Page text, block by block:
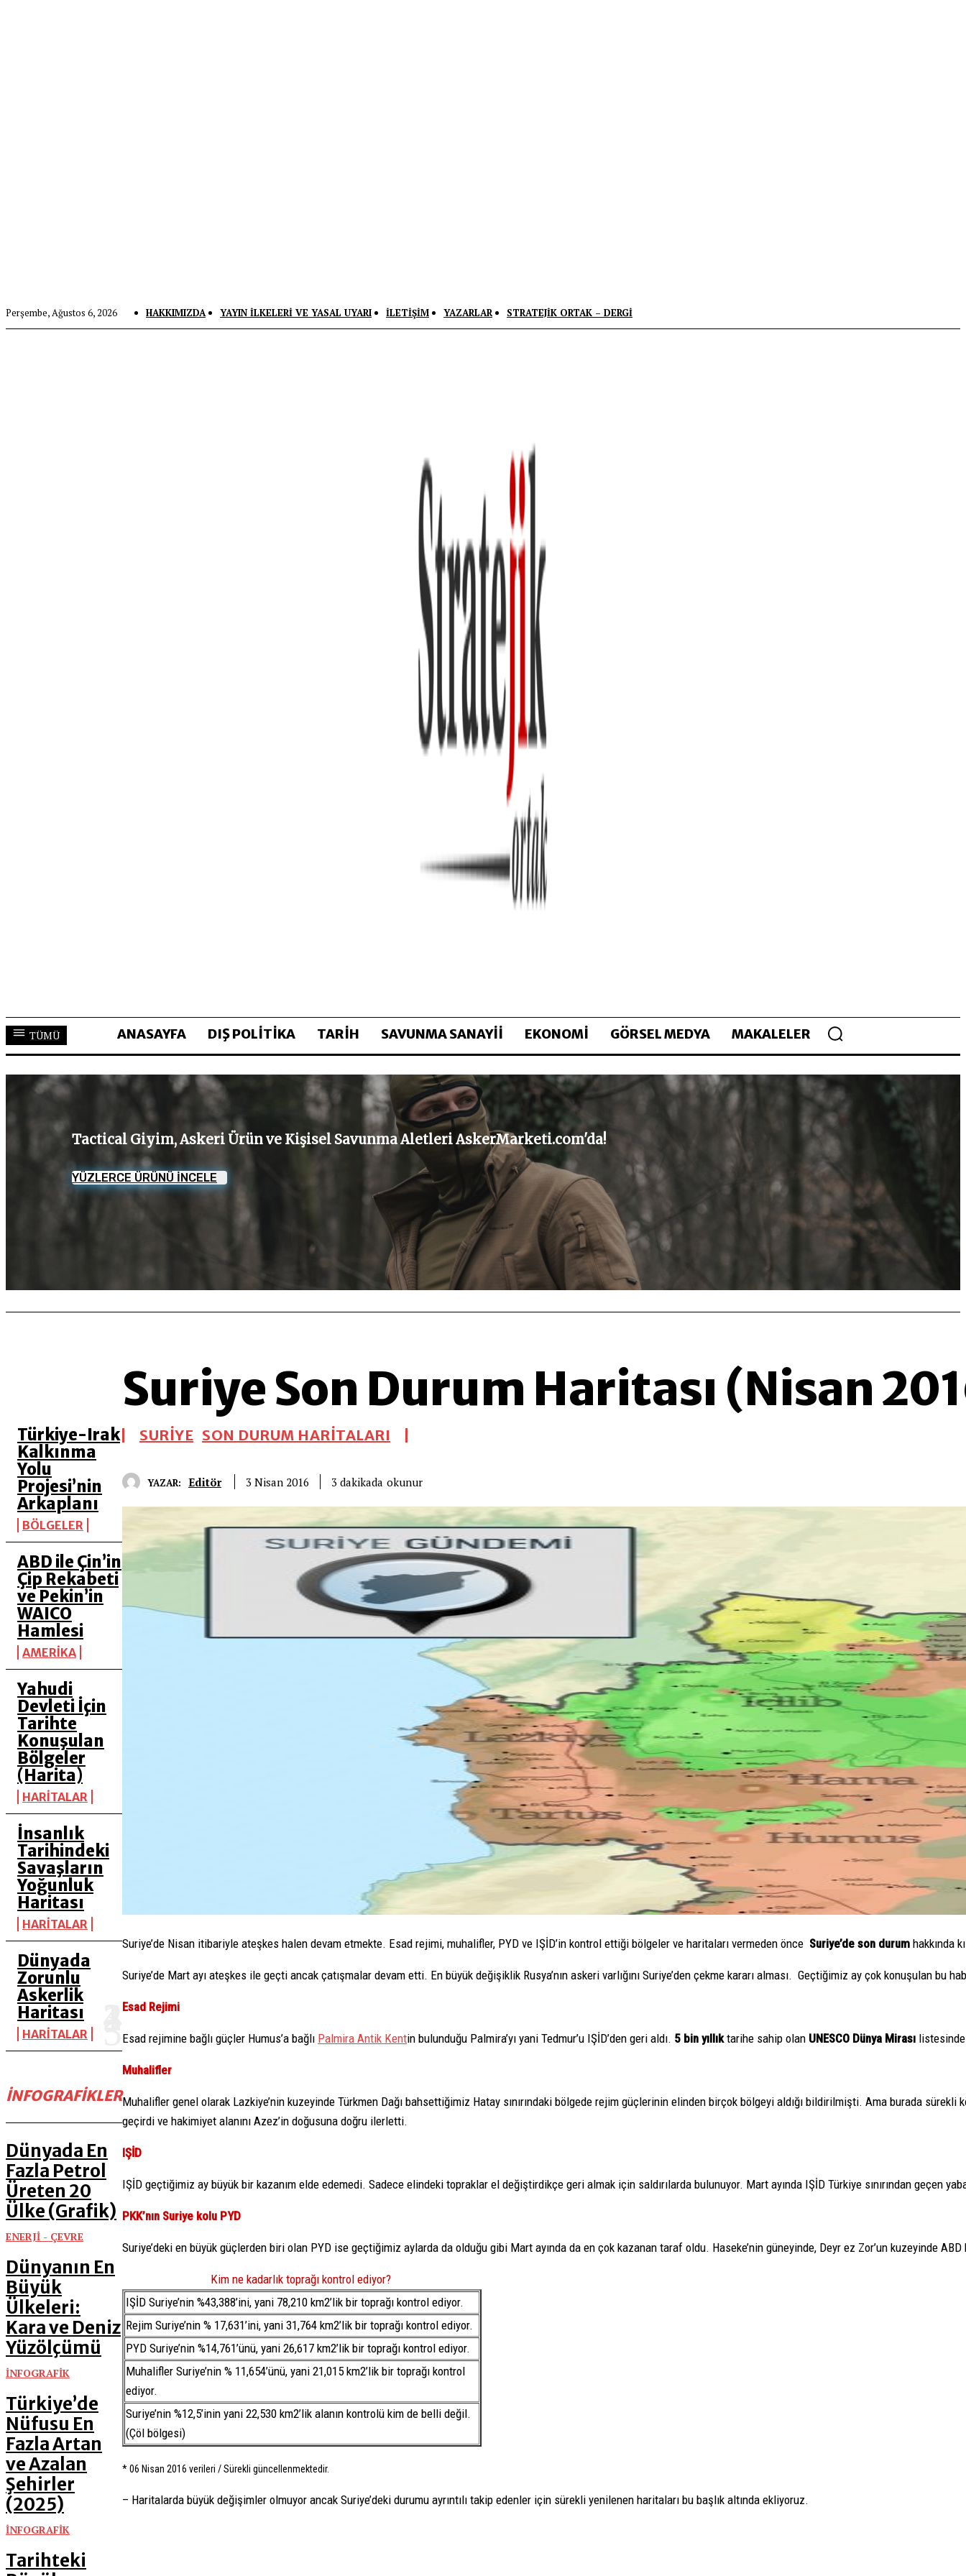
Perşembe, Ağustos 6, 2026 HAKKIMIZDA YAYIN İLKELERI VE YASAL UYARI İLETIŞIM YAZARLAR STRATEJIK ORTAK – DERGI
TÜMÜ ANASAYFA DIŞ POLİTİKA TARİH SAVUNMA SANAYİİ EKONOMİ GÖRSEL MEDYA MAKALELER
Tactical Giyim, Askeri Ürün ve Kişisel Savunma Aletleri AskerMarketi.com'da!
YÜZLERCE ÜRÜNÜ İNCELE
Türkiye-Irak
Kalkınma
Yolu
Projesi’nin
Arkaplanı
BÖLGELER
ABD ile Çin’in
Çip Rekabeti
ve Pekin’in
WAICO
Hamlesi
AMERİKA
Yahudi
Devleti İçin
Tarihte
Konuşulan
Bölgeler
(Harita)
HARİTALAR
İnsanlık
Tarihindeki
Savaşların
Yoğunluk
Haritası
HARİTALAR
Dünyada
Zorunlu
Askerlik
Haritası
HARİTALAR
İNFOGRAFIKLER
Dünyada En
Fazla Petrol
Üreten 20
Ülke (Grafik)
ENERJİ - ÇEVRE
Dünyanın En
Büyük
Ülkeleri:
Kara ve Deniz
Yüzölçümü
İNFOGRAFİK
Türkiye’de
Nüfusu En
Fazla Artan
ve Azalan
Şehirler
(2025)
İNFOGRAFİK
Tarihteki
Suriye Son Durum Haritası (Nisan
SURİYE SON DURUM HARİTALARI
YAZAR: Editör 3 Nisan 2016 3 dakikada okunur
Suriye’de Nisan itibariyle ateşkes halen devam etmekte. Esad rejimi, muhalifler, PYD ve IŞİD’in kontrol ettiği bölgeler ve haritaları vermeden önce Suriye’de son durum hakkında
Suriye’de Mart ayı ateşkes ile geçti ancak çatışmalar devam etti. En büyük değişiklik Rusya’nın askeri varlığını Suriye’den çekme kararı alması. Geçtiğimiz ay çok konuşulan bu
Esad Rejimi
Esad rejimine bağlı güçler Humus’a bağlı Palmira Antik Kentin bulunduğu Palmira’yı yani Tedmur’u IŞİD’den geri aldı. 5 bin yıllıktarihe sahip olan UNESCO Dünya Mirası listesinde
Muhalifler
Muhalifler genel olarak Lazkiye’nin kuzeyinde Türkmen Dağı bahsettiğimiz Hatay sınırındaki bölgede rejim güçlerinin elinden birçok bölgeyi aldığı bildirilmişti. Ama burada
geçirdi ve hakimiyet alanını Azez’in doğusuna doğru ilerletti.
IŞİD
IŞİD geçtiğimiz ay büyük bir kazanım elde edemedi. Sadece elindeki topraklar el değiştirdikçe geri almak için saldırılarda bulunuyor. Mart ayında IŞİD Türkiye sınırından geçen
PKK’nın Suriye kolu PYD
Suriye’deki en büyük güçlerden biri olan PYD ise geçtiğimiz aylarda da olduğu gibi Mart ayında da en çok kazanan taraf oldu. Haseke’nin güneyinde, Deyr ez Zor’un kuzeyinde
Kim ne kadarlık toprağı kontrol ediyor?
IŞİD Suriye’nin %43,388’ini, yani 78,210 km2’lik bir toprağı kontrol ediyor.
Rejim Suriye’nin % 17,631’ini, yani 31,764 km2’lik bir toprağı kontrol ediyor.
PYD Suriye’nin %14,761’ünü, yani 26,617 km2’lik bir toprağı kontrol ediyor.
Muhalifler Suriye’nin % 11,654’ünü, yani 21,015 km2’lik bir toprağı kontrol
ediyor.
Suriye’nin %12,5’inin yani 22,530 km2’lik alanın kontrolü kim de belli değil.
(Çöl bölgesi)
* 06 Nisan 2016 verileri / Sürekli güncellenmektedir.
– Haritalarda büyük değişimler olmuyor ancak Suriye’deki durumu ayrıntılı takip edenler için sürekli yenilenen haritaları bu başlık altında ekliyoruz.